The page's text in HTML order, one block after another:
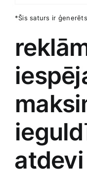
*Šis saturs ⁤ir
⁤atdevi